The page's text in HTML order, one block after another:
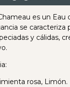
es un Eau
se caracteriza
y cálidas,
rosa, Limón.